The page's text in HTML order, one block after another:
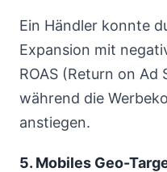
Ein Händler konnte
Expansion mit
ROAS (Return on Ad
während die
anstiegen.
5. Mobiles Geo-